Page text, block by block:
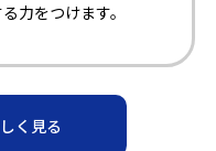
力をつけます。
く見る